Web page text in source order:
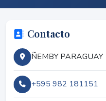
Contacto
ÑEMBY PARAGUAY
+595 982 181151